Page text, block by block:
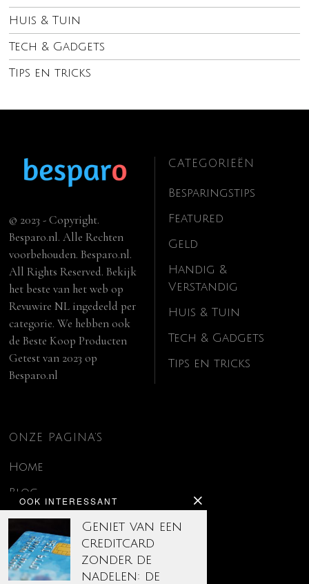
Huis & Tuin
Tech & Gadgets
Tips en tricks
OOK INTERESSANT
Geniet van een
creditcard
zonder de
nadelen: de
© 2023 - Copyright.
Besparo.nl. Alle Rechten
voorbehouden. Besparo.nl.
All Rights Reserved. Bekijk
het beste van het web op
Revuwire NL ingedeeld per
categorie. We hebben ook
deBeste Koop Producten
Getest van 2023 op
Besparo.nl
CATEGORIEËN
Besparingstips
Featured
Geld
Handig &
Verstandig
Huis & Tuin
Tech & Gadgets
Tips en tricks
ONZE PAGINA’S
Home
Blog
Contact
Disclaimer
Over ons